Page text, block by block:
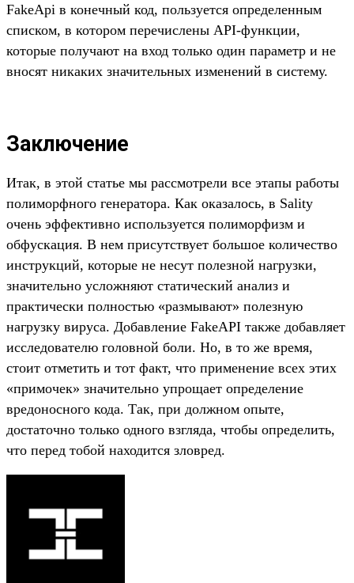
FakeApi в конечный код, пользуется определенным
списком, в котором перечислены API-функции,
которые получают на вход только один параметр и не
вносят никаких значительных изменений в систему.
Заключение
Итак, в этой статье мы рассмотрели все этапы работы
полиморфного генератора. Как оказалось, в Sality
очень эффективно используется полиморфизм и
обфускация. В нем присутствует большое количество
инструкций, которые не несут полезной нагрузки,
значительно усложняют статический анализ и
практически полностью «размывают» полезную
нагрузку вируса. Добавление FakeAPI также добавляет
исследователю головной боли. Но, в то же время,
стоит отметить и тот факт, что применение всех этих
«примочек» значительно упрощает определение
вредоносного кода. Так, при должном опыте,
достаточно только одного взгляда, чтобы определить,
что перед тобой находится зловред.